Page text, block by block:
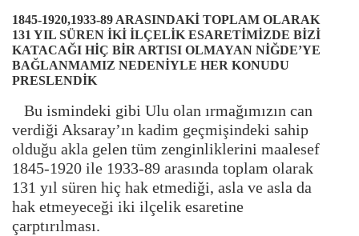
1845-1920,1933-89 ARASINDAKİ TOPLAM OLARAK
131 YIL SÜREN İKİ İLÇELİK ESARETİMİZDE BİZİ
KATACAĞI HİÇ BİR ARTISI OLMAYAN NİĞDE’YE
BAĞLANMAMIZ NEDENİYLE HER KONUDU
PRESLENDİK
Bu ismindeki gibi Ulu olan ırmağımızın can
verdiği Aksaray’ın kadim geçmişindeki sahip
olduğu akla gelen tüm zenginliklerini maalesef
1845-1920 ile 1933-89 arasında toplam olarak
131 yıl süren hiç hak etmediği, asla ve asla da
hak etmeyeceği iki ilçelik esaretine
çarptırılması.